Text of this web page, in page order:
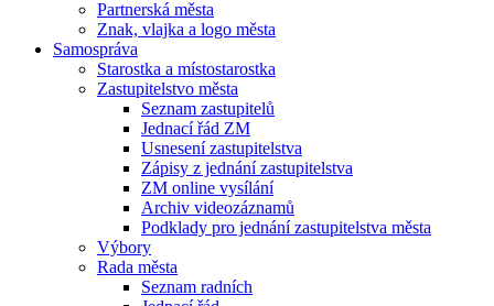
Partnerská města
Znak, vlajka a logo města
Samospráva
Starostka a místostarostka
Zastupitelstvo města
Seznam zastupitelů
Jednací řád ZM
Usnesení zastupitelstva
Zápisy z jednání zastupitelstva
ZM online vysílání
Archiv videozáznamů
Podklady pro jednání zastupitelstva města
Výbory
Rada města
Seznam radních